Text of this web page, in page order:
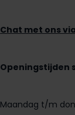
Chat met ons
Openingstijden
Maandag t/m